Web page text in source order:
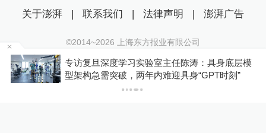
专访复旦深度学习实验室主任陈涛：具身底层模
型架构急需突破，两年内难迎具身“GPT时刻”
关于澎湃 | 联系我们 | 法律声明 | 澎湃广告
©2014~2026 上海东方报业有限公司
沪ICP证：沪B2-20170116 | 沪ICP备14003370号
互联网新闻信息服务许可证：31120170006
沪公网安备 31010602000299号